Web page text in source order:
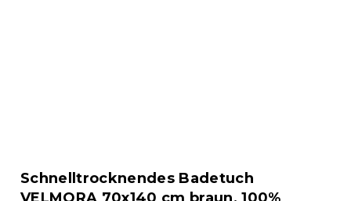
Schnelltrocknendes Badetuch